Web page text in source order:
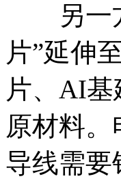
另一方
片”延伸
片、AI
原材料
导线需要